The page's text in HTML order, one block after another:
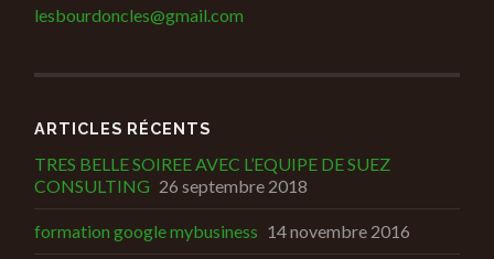
lesbourdoncles@gmail.com
ARTICLES RÉCENTS
TRES BELLE SOIREE AVEC L’EQUIPE DE SUEZ
CONSULTING 26 septembre 2018
formation google mybusiness 14 novembre 2016